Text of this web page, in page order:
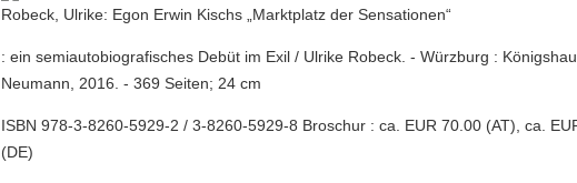
Robeck, Ulrike: Egon Erwin Kischs „Marktplatz der Sensationen“
: ein semiautobiografisches Debüt im Exil / Ulrike Robeck. - Würzburg :
Neumann, 2016. - 369 Seiten; 24 cm
ISBN 978-3-8260-5929-2 / 3-8260-5929-8 Broschur : ca. EUR 70.00 (AT), ca.
(DE)